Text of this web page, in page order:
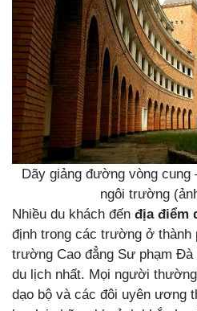
Dãy giảng đường vòng cung
ngôi trường
Nhiều du khách đến địa điểm
định trong các trường ở thành
trường Cao đẳng Sư phạm
du lịch nhất. Mọi người
dạo bộ và các đôi uyên ương